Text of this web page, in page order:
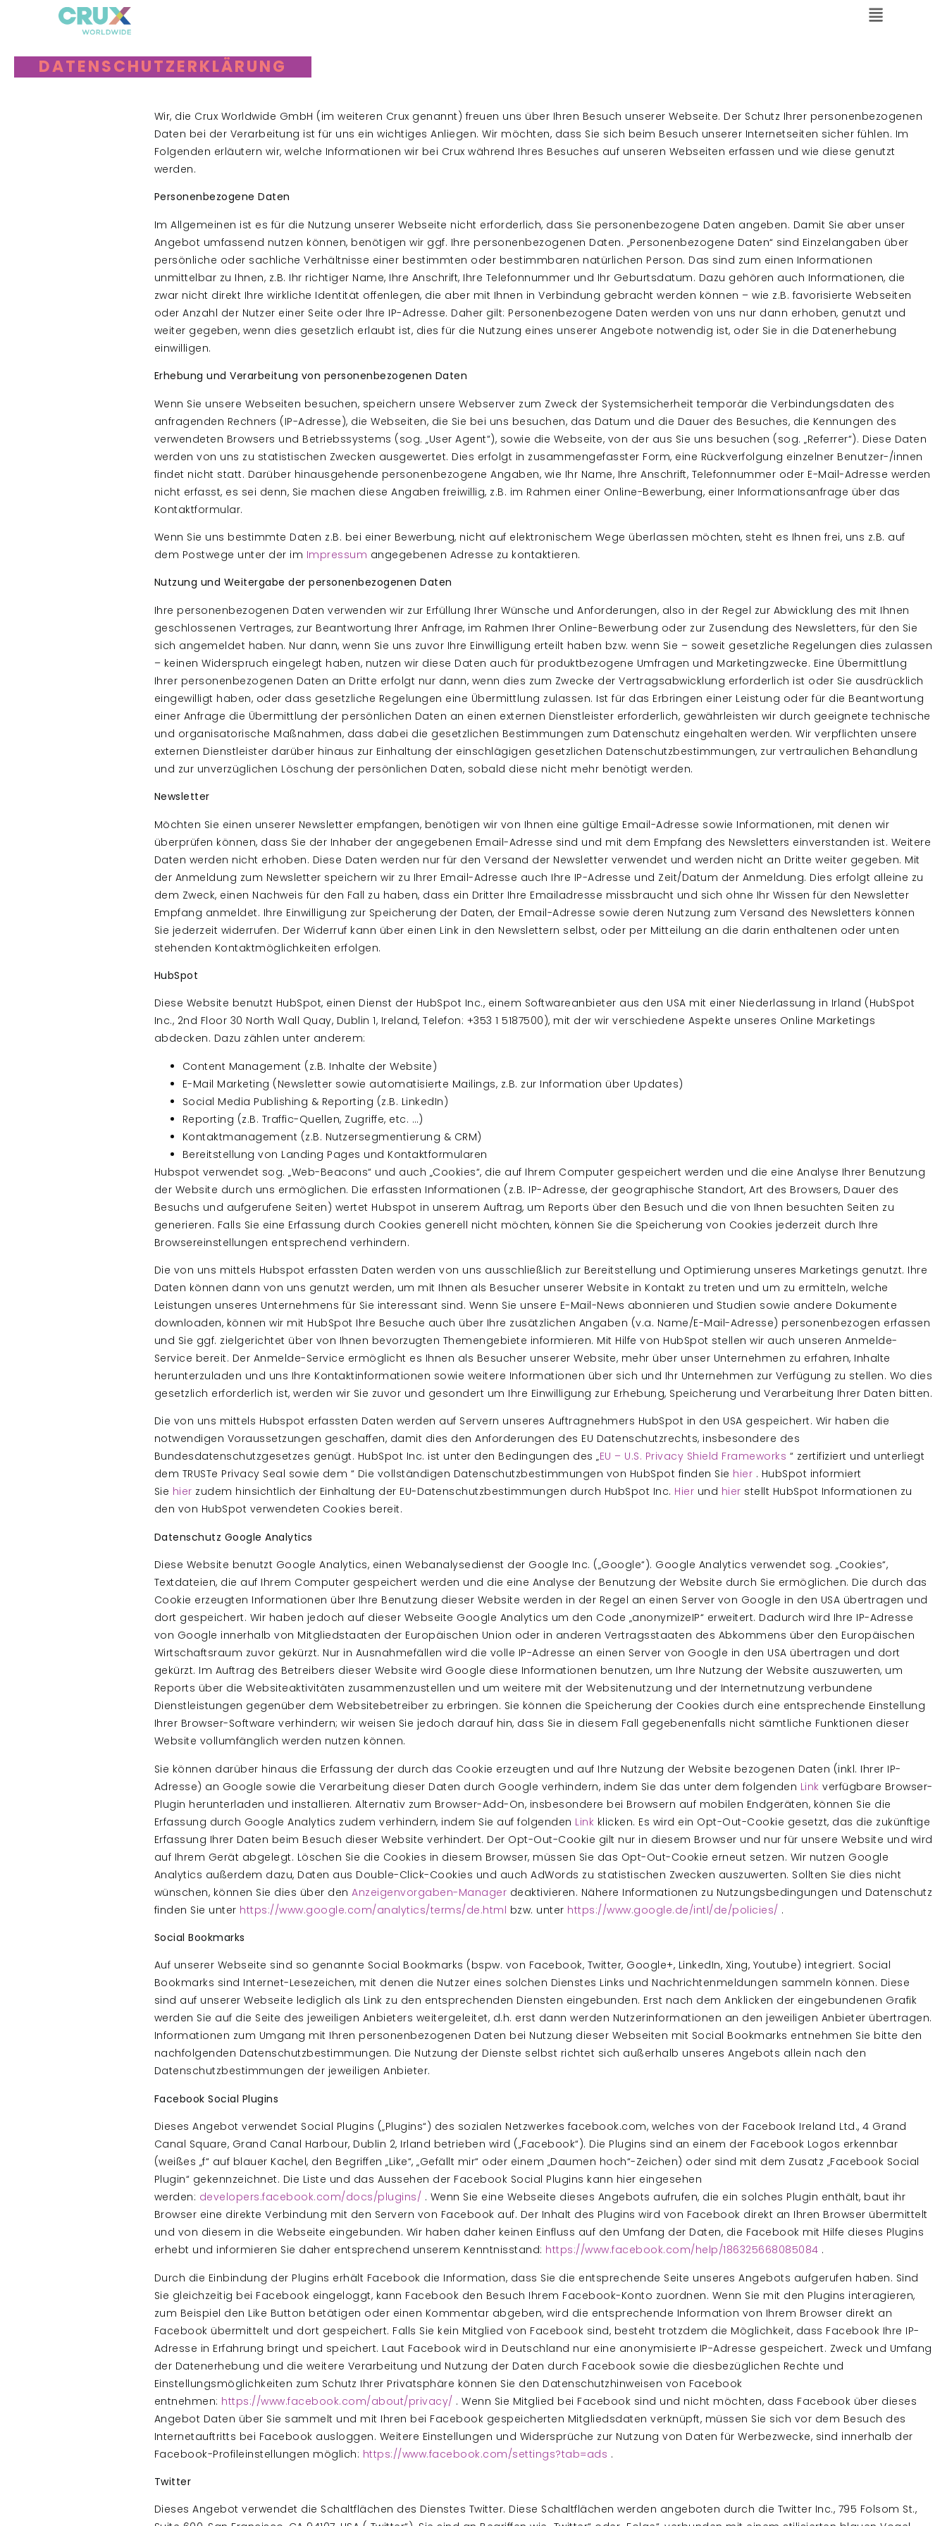
DATENSCHUTZERKLÄRUNG
Wir, die Crux Worldwide GmbH (im weiteren Crux genannt) freuen uns über Ihren Besuch unserer Webseite. Der Schutz Ihrer personenbezogenen
Daten bei der Verarbeitung ist für uns ein wichtiges Anliegen. Wir möchten, dass Sie sich beim Besuch unserer Internetseiten sicher fühlen. Im
Folgenden erläutern wir, welche Informationen wir bei Crux während Ihres Besuches auf unseren Webseiten erfassen und wie diese genutzt
werden.
Personenbezogene Daten
Im Allgemeinen ist es für die Nutzung unserer Webseite nicht erforderlich, dass Sie personenbezogene Daten angeben. Damit Sie aber unser
Angebot umfassend nutzen können, benötigen wir ggf. Ihre personenbezogenen Daten. „Personenbezogene Daten“ sind Einzelangaben über
persönliche oder sachliche Verhältnisse einer bestimmten oder bestimmbaren natürlichen Person. Das sind zum einen Informationen
unmittelbar zu Ihnen, z.B. Ihr richtiger Name, Ihre Anschrift, Ihre Telefonnummer und Ihr Geburtsdatum. Dazu gehören auch Informationen, die
zwar nicht direkt Ihre wirkliche Identität offenlegen, die aber mit Ihnen in Verbindung gebracht werden können – wie z.B. favorisierte Webseiten
oder Anzahl der Nutzer einer Seite oder Ihre IP-Adresse. Daher gilt: Personenbezogene Daten werden von uns nur dann erhoben, genutzt und
weiter gegeben, wenn dies gesetzlich erlaubt ist, dies für die Nutzung eines unserer Angebote notwendig ist, oder Sie in die Datenerhebung
einwilligen.
Erhebung und Verarbeitung von personenbezogenen Daten
Wenn Sie unsere Webseiten besuchen, speichern unsere Webserver zum Zweck der Systemsicherheit temporär die Verbindungsdaten des
anfragenden Rechners (IP-Adresse), die Webseiten, die Sie bei uns besuchen, das Datum und die Dauer des Besuches, die Kennungen des
verwendeten Browsers und Betriebssystems (sog. „User Agent“), sowie die Webseite, von der aus Sie uns besuchen (sog. „Referrer“). Diese Daten
werden von uns zu statistischen Zwecken ausgewertet. Dies erfolgt in zusammengefasster Form, eine Rückverfolgung einzelner Benutzer-/innen
findet nicht statt. Darüber hinausgehende personenbezogene Angaben, wie Ihr Name, Ihre Anschrift, Telefonnummer oder E-Mail-Adresse werden
nicht erfasst, es sei denn, Sie machen diese Angaben freiwillig, z.B. im Rahmen einer Online-Bewerbung, einer Informationsanfrage über das
Kontaktformular.
Wenn Sie uns bestimmte Daten z.B. bei einer Bewerbung, nicht auf elektronischem Wege überlassen möchten, steht es Ihnen frei, uns z.B. auf
dem Postwege unter der im Impressum angegebenen Adresse zu kontaktieren.
Nutzung und Weitergabe der personenbezogenen Daten
Ihre personenbezogenen Daten verwenden wir zur Erfüllung Ihrer Wünsche und Anforderungen, also in der Regel zur Abwicklung des mit Ihnen
geschlossenen Vertrages, zur Beantwortung Ihrer Anfrage, im Rahmen Ihrer Online-Bewerbung oder zur Zusendung des Newsletters, für den Sie
sich angemeldet haben. Nur dann, wenn Sie uns zuvor Ihre Einwilligung erteilt haben bzw. wenn Sie – soweit gesetzliche Regelungen dies zulassen
– keinen Widerspruch eingelegt haben, nutzen wir diese Daten auch für produktbezogene Umfragen und Marketingzwecke. Eine Übermittlung
Ihrer personenbezogenen Daten an Dritte erfolgt nur dann, wenn dies zum Zwecke der Vertragsabwicklung erforderlich ist oder Sie ausdrücklich
eingewilligt haben, oder dass gesetzliche Regelungen eine Übermittlung zulassen. Ist für das Erbringen einer Leistung oder für die Beantwortung
einer Anfrage die Übermittlung der persönlichen Daten an einen externen Dienstleister erforderlich, gewährleisten wir durch geeignete technische
und organisatorische Maßnahmen, dass dabei die gesetzlichen Bestimmungen zum Datenschutz eingehalten werden. Wir verpflichten unsere
externen Dienstleister darüber hinaus zur Einhaltung der einschlägigen gesetzlichen Datenschutzbestimmungen, zur vertraulichen Behandlung
und zur unverzüglichen Löschung der persönlichen Daten, sobald diese nicht mehr benötigt werden.
Newsletter
Möchten Sie einen unserer Newsletter empfangen, benötigen wir von Ihnen eine gültige Email-Adresse sowie Informationen, mit denen wir
überprüfen können, dass Sie der Inhaber der angegebenen Email-Adresse sind und mit dem Empfang des Newsletters einverstanden ist. Weitere
Daten werden nicht erhoben. Diese Daten werden nur für den Versand der Newsletter verwendet und werden nicht an Dritte weiter gegeben. Mit
der Anmeldung zum Newsletter speichern wir zu Ihrer Email-Adresse auch Ihre IP-Adresse und Zeit/Datum der Anmeldung. Dies erfolgt alleine zu
dem Zweck, einen Nachweis für den Fall zu haben, dass ein Dritter Ihre Emailadresse missbraucht und sich ohne Ihr Wissen für den Newsletter
Empfang anmeldet. Ihre Einwilligung zur Speicherung der Daten, der Email-Adresse sowie deren Nutzung zum Versand des Newsletters können
Sie jederzeit widerrufen. Der Widerruf kann über einen Link in den Newslettern selbst, oder per Mitteilung an die darin enthaltenen oder unten
stehenden Kontaktmöglichkeiten erfolgen.
HubSpot
Diese Website benutzt HubSpot, einen Dienst der HubSpot Inc., einem Softwareanbieter aus den USA mit einer Niederlassung in Irland (HubSpot
Inc., 2nd Floor 30 North Wall Quay, Dublin 1, Ireland, Telefon: +353 1 5187500), mit der wir verschiedene Aspekte unseres Online Marketings
abdecken. Dazu zählen unter anderem:
Content Management (z.B. Inhalte der Website)
E-Mail Marketing (Newsletter sowie automatisierte Mailings, z.B. zur Information über Updates)
Social Media Publishing & Reporting (z.B. LinkedIn)
Reporting (z.B. Traffic-Quellen, Zugriffe, etc. …)
Kontaktmanagement (z.B. Nutzersegmentierung & CRM)
Bereitstellung von Landing Pages und Kontaktformularen
Hubspot verwendet sog. „Web-Beacons“ und auch „Cookies“, die auf Ihrem Computer gespeichert werden und die eine Analyse Ihrer Benutzung
der Website durch uns ermöglichen. Die erfassten Informationen (z.B. IP-Adresse, der geographische Standort, Art des Browsers, Dauer des
Besuchs und aufgerufene Seiten) wertet Hubspot in unserem Auftrag, um Reports über den Besuch und die von Ihnen besuchten Seiten zu
generieren. Falls Sie eine Erfassung durch Cookies generell nicht möchten, können Sie die Speicherung von Cookies jederzeit durch Ihre
Browsereinstellungen entsprechend verhindern.
Die von uns mittels Hubspot erfassten Daten werden von uns ausschließlich zur Bereitstellung und Optimierung unseres Marketings genutzt. Ihre
Daten können dann von uns genutzt werden, um mit Ihnen als Besucher unserer Website in Kontakt zu treten und um zu ermitteln, welche
Leistungen unseres Unternehmens für Sie interessant sind. Wenn Sie unsere E-Mail-News abonnieren und Studien sowie andere Dokumente
downloaden, können wir mit HubSpot Ihre Besuche auch über Ihre zusätzlichen Angaben (v.a. Name/E-Mail-Adresse) personenbezogen erfassen
und Sie ggf. zielgerichtet über von Ihnen bevorzugten Themengebiete informieren. Mit Hilfe von HubSpot stellen wir auch unseren Anmelde-
Service bereit. Der Anmelde-Service ermöglicht es Ihnen als Besucher unserer Website, mehr über unser Unternehmen zu erfahren, Inhalte
herunterzuladen und uns Ihre Kontaktinformationen sowie weitere Informationen über sich und Ihr Unternehmen zur Verfügung zu stellen. Wo dies
gesetzlich erforderlich ist, werden wir Sie zuvor und gesondert um Ihre Einwilligung zur Erhebung, Speicherung und Verarbeitung Ihrer Daten bitten.
Die von uns mittels Hubspot erfassten Daten werden auf Servern unseres Auftragnehmers HubSpot in den USA gespeichert. Wir haben die
notwendigen Voraussetzungen geschaffen, damit dies den Anforderungen des EU Datenschutzrechts, insbesondere des
Bundesdatenschutzgesetzes genügt. HubSpot Inc. ist unter den Bedingungen des „EU – U.S. Privacy Shield Frameworks “ zertifiziert und unterliegt
dem TRUSTe Privacy Seal sowie dem “ Die vollständigen Datenschutzbestimmungen von HubSpot finden Sie hier . HubSpot informiert
Sie hier zudem hinsichtlich der Einhaltung der EU-Datenschutzbestimmungen durch HubSpot Inc. Hier und hier stellt HubSpot Informationen zu
den von HubSpot verwendeten Cookies bereit.
Datenschutz Google Analytics
Diese Website benutzt Google Analytics, einen Webanalysedienst der Google Inc. („Google“). Google Analytics verwendet sog. „Cookies“,
Textdateien, die auf Ihrem Computer gespeichert werden und die eine Analyse der Benutzung der Website durch Sie ermöglichen. Die durch das
Cookie erzeugten Informationen über Ihre Benutzung dieser Website werden in der Regel an einen Server von Google in den USA übertragen und
dort gespeichert. Wir haben jedoch auf dieser Webseite Google Analytics um den Code „anonymizeIP“ erweitert. Dadurch wird Ihre IP-Adresse
von Google innerhalb von Mitgliedstaaten der Europäischen Union oder in anderen Vertragsstaaten des Abkommens über den Europäischen
Wirtschaftsraum zuvor gekürzt. Nur in Ausnahmefällen wird die volle IP-Adresse an einen Server von Google in den USA übertragen und dort
gekürzt. Im Auftrag des Betreibers dieser Website wird Google diese Informationen benutzen, um Ihre Nutzung der Website auszuwerten, um
Reports über die Websiteaktivitäten zusammenzustellen und um weitere mit der Websitenutzung und der Internetnutzung verbundene
Dienstleistungen gegenüber dem Websitebetreiber zu erbringen. Sie können die Speicherung der Cookies durch eine entsprechende Einstellung
Ihrer Browser-Software verhindern; wir weisen Sie jedoch darauf hin, dass Sie in diesem Fall gegebenenfalls nicht sämtliche Funktionen dieser
Website vollumfänglich werden nutzen können.
Sie können darüber hinaus die Erfassung der durch das Cookie erzeugten und auf Ihre Nutzung der Website bezogenen Daten (inkl. Ihrer IP-
Adresse) an Google sowie die Verarbeitung dieser Daten durch Google verhindern, indem Sie das unter dem folgenden Link verfügbare Browser-
Plugin herunterladen und installieren. Alternativ zum Browser-Add-On, insbesondere bei Browsern auf mobilen Endgeräten, können Sie die
Erfassung durch Google Analytics zudem verhindern, indem Sie auf folgenden Link klicken. Es wird ein Opt-Out-Cookie gesetzt, das die zukünftige
Erfassung Ihrer Daten beim Besuch dieser Website verhindert. Der Opt-Out-Cookie gilt nur in diesem Browser und nur für unsere Website und wird
auf Ihrem Gerät abgelegt. Löschen Sie die Cookies in diesem Browser, müssen Sie das Opt-Out-Cookie erneut setzen. Wir nutzen Google
Analytics außerdem dazu, Daten aus Double-Click-Cookies und auch AdWords zu statistischen Zwecken auszuwerten. Sollten Sie dies nicht
wünschen, können Sie dies über denAnzeigenvorgaben-Manager deaktivieren. Nähere Informationen zu Nutzungsbedingungen und Datenschutz
finden Sie unter https://www.google.com/analytics/terms/de.html bzw. unter https://www.google.de/intl/de/policies/ .
Social Bookmarks
Auf unserer Webseite sind so genannte Social Bookmarks (bspw. von Facebook, Twitter, Google+, LinkedIn, Xing, Youtube) integriert. Social
Bookmarks sind Internet-Lesezeichen, mit denen die Nutzer eines solchen Dienstes Links und Nachrichtenmeldungen sammeln können. Diese
sind auf unserer Webseite lediglich als Link zu den entsprechenden Diensten eingebunden. Erst nach dem Anklicken der eingebundenen Grafik
werden Sie auf die Seite des jeweiligen Anbieters weitergeleitet, d.h. erst dann werden Nutzerinformationen an den jeweiligen Anbieter übertragen.
Informationen zum Umgang mit Ihren personenbezogenen Daten bei Nutzung dieser Webseiten mit Social Bookmarks entnehmen Sie bitte den
nachfolgenden Datenschutzbestimmungen. Die Nutzung der Dienste selbst richtet sich außerhalb unseres Angebots allein nach den
Datenschutzbestimmungen der jeweiligen Anbieter.
Facebook Social Plugins
Dieses Angebot verwendet Social Plugins („Plugins“) des sozialen Netzwerkes facebook.com, welches von der Facebook Ireland Ltd., 4 Grand
Canal Square, Grand Canal Harbour, Dublin 2, Irland betrieben wird („Facebook“). Die Plugins sind an einem der Facebook Logos erkennbar
(weißes „f“ auf blauer Kachel, den Begriffen „Like“, „Gefällt mir“ oder einem „Daumen hoch“-Zeichen) oder sind mit dem Zusatz „Facebook Social
Plugin“ gekennzeichnet. Die Liste und das Aussehen der Facebook Social Plugins kann hier eingesehen
werden: developers.facebook.com/docs/plugins/ . Wenn Sie eine Webseite dieses Angebots aufrufen, die ein solches Plugin enthält, baut ihr
Browser eine direkte Verbindung mit den Servern von Facebook auf. Der Inhalt des Plugins wird von Facebook direkt an Ihren Browser übermittelt
und von diesem in die Webseite eingebunden. Wir haben daher keinen Einfluss auf den Umfang der Daten, die Facebook mit Hilfe dieses Plugins
erhebt und informieren Sie daher entsprechend unserem Kenntnisstand: https://www.facebook.com/help/186325668085084 .
Durch die Einbindung der Plugins erhält Facebook die Information, dass Sie die entsprechende Seite unseres Angebots aufgerufen haben. Sind
Sie gleichzeitig bei Facebook eingeloggt, kann Facebook den Besuch Ihrem Facebook-Konto zuordnen. Wenn Sie mit den Plugins interagieren,
zum Beispiel den Like Button betätigen oder einen Kommentar abgeben, wird die entsprechende Information von Ihrem Browser direkt an
Facebook übermittelt und dort gespeichert. Falls Sie kein Mitglied von Facebook sind, besteht trotzdem die Möglichkeit, dass Facebook Ihre IP-
Adresse in Erfahrung bringt und speichert. Laut Facebook wird in Deutschland nur eine anonymisierte IP-Adresse gespeichert. Zweck und Umfang
der Datenerhebung und die weitere Verarbeitung und Nutzung der Daten durch Facebook sowie die diesbezüglichen Rechte und
Einstellungsmöglichkeiten zum Schutz Ihrer Privatsphäre können Sie den Datenschutzhinweisen von Facebook
entnehmen: https://www.facebook.com/about/privacy/ . Wenn Sie Mitglied bei Facebook sind und nicht möchten, dass Facebook über dieses
Angebot Daten über Sie sammelt und mit Ihren bei Facebook gespeicherten Mitgliedsdaten verknüpft, müssen Sie sich vor dem Besuch des
Internetauftritts bei Facebook ausloggen. Weitere Einstellungen und Widersprüche zur Nutzung von Daten für Werbezwecke, sind innerhalb der
Facebook-Profileinstellungen möglich: https://www.facebook.com/settings?tab=ads .
Twitter
Dieses Angebot verwendet die Schaltflächen des Dienstes Twitter. Diese Schaltflächen werden angeboten durch die Twitter Inc., 795 Folsom St.,